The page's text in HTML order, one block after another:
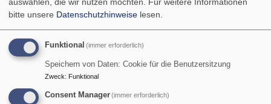
Startseite Lebensbegleitung und Service Ehrenamt
Ehrenamt
Ehrenamt – kennt man: Ich mache was ohne Zwang und
bitte unsere Datenschutzhinweise lesen.
Funktional (immer erforderlich)
Speichern von Daten: Cookie für die Benutzersitzung
Zweck: Funktional
Consent Manager(immer erforderlich)